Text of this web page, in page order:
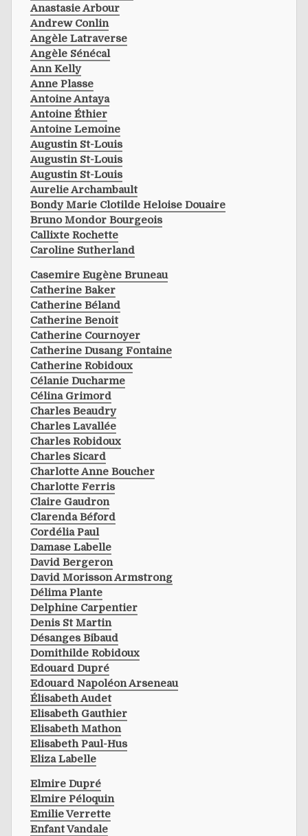
Anastasie Arbour
Andrew Conlin
Angèle Latraverse
Angèle Sénécal
Ann Kelly
Anne Plasse
Antoine Antaya
Antoine Éthier
Antoine Lemoine
Augustin St-Louis
Augustin St-Louis
Augustin St-Louis
Aurelie Archambault
Bondy Marie Clotilde Heloise Douaire
Bruno Mondor Bourgeois
Callixte Rochette
Caroline Sutherland
Casemire Eugène Bruneau
Catherine Baker
Catherine Béland
Catherine Benoit
Catherine Cournoyer
Catherine Dusang Fontaine
Catherine Robidoux
Célanie Ducharme
Célina Grimord
Charles Beaudry
Charles Lavallée
Charles Robidoux
Charles Sicard
Charlotte Anne Boucher
Charlotte Ferris
Claire Gaudron
Clarenda Béford
Cordélia Paul
Damase Labelle
David Bergeron
David Morisson Armstrong
Délima Plante
Delphine Carpentier
Denis St Martin
Désanges Bibaud
Domithilde Robidoux
Edouard Dupré
Edouard Napoléon Arseneau
Élisabeth Audet
Elisabeth Gauthier
Elisabeth Mathon
Elisabeth Paul-Hus
Eliza Labelle
Elmire Dupré
Elmire Péloquin
Emilie Verrette
Enfant Vandale